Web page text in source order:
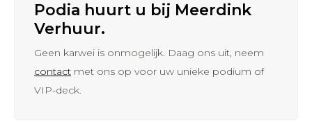
Podia huurt u bij Meerdink
Verhuur.
Geen karwei is onmogelijk. Daag ons uit, neem
contact met ons op voor uw unieke podium of
VIP-deck.